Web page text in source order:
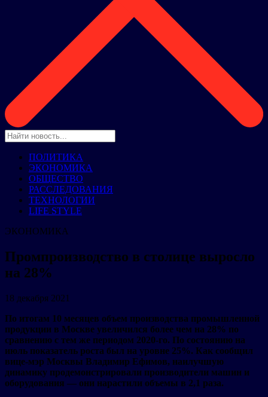
ПОЛИТИКА
ЭКОНОМИКА
ОБЩЕСТВО
РАССЛЕДОВАНИЯ
ТЕХНОЛОГИИ
LIFE STYLE
ЭКОНОМИКА
Промпроизводство в столице выросло
на 28%
18 декабря 2021
По итогам 10 месяцев объем производства промышленной
продукции в Москве увеличился более чем на 28% по
сравнению с тем же периодом 2020-го. По состоянию на
июль показатель роста был на уровне 25%. Как сообщил
вице-мэр Москвы Владимир Ефимов, наилучшую
динамику продемонстрировали производители машин и
оборудования — они нарастили объемы в 2,1 раза.